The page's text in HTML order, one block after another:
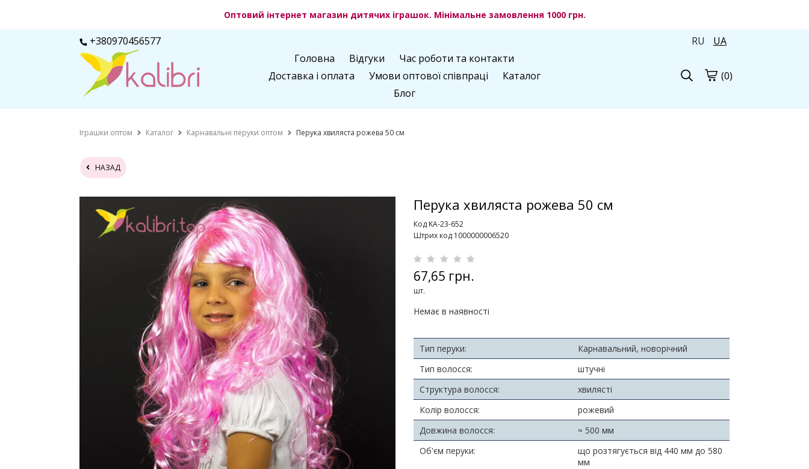
Оптовий інтернет магазин дитячих іграшок. Мінімальне замовлення 1000 грн.
+380970456577 RU
UA
Головна
Відгуки
Час роботи та контакти
Доставка і оплата
Умови оптової співпраці
Каталог
Блог
(0)
Іграшки оптом Каталог Карнавальні перуки оптом Перука хвиляста рожева 50 см
НАЗАД
Перука хвиляста рожева 50 см
Код KA-23-652
Штрих код 1000000006520
67,65 грн.
шт.
Немає в наявності
Тип перуки:
Карнавальний, новорічний
Тип волосся:
штучні
Структура волосся:
хвилясті
Колір волосся:
рожевий
Довжина волосся:
≈ 500 мм
Об'єм перуки:
що розтягується від 440 мм до 580
мм